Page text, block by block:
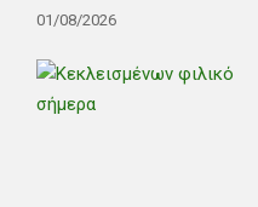
01/08/2026